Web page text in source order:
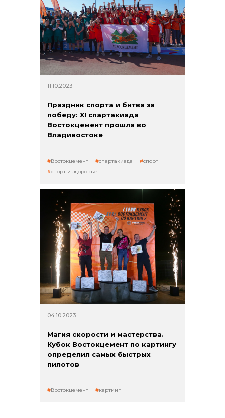
11.10.2023
Праздник спорта и битва за
победу: XI спартакиада
Востокцемент прошла во
Владивостоке
Востокцемент спартакиада
спорт
спорт и здоровье
04.10.2023
Магия скорости и мастерства.
Кубок Востокцемент по картингу
определил самых быстрых
пилотов
Востокцемент картинг